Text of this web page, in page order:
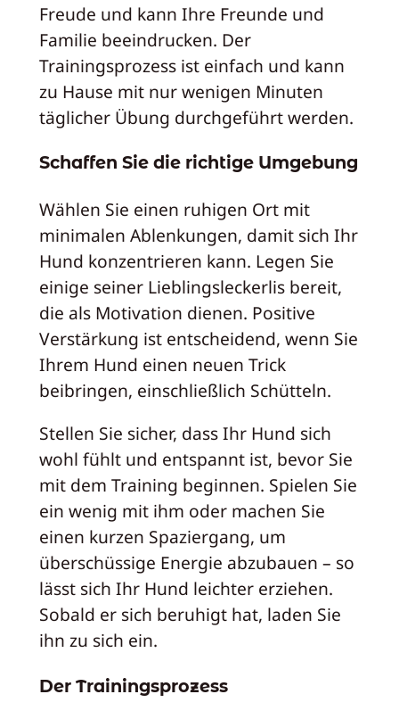
Freude und kann Ihre Freunde und
Familie beeindrucken. Der
Trainingsprozess ist einfach und kann
zu Hause mit nur wenigen Minuten
täglicher Übung durchgeführt werden.
Schaffen Sie die richtige Umgebung
Wählen Sie einen ruhigen Ort mit
minimalen Ablenkungen, damit sich Ihr
Hund konzentrieren kann. Legen Sie
einige seiner Lieblingsleckerlis bereit,
die als Motivation dienen. Positive
Verstärkung ist entscheidend, wenn Sie
Ihrem Hund einen neuen Trick
beibringen, einschließlich Schütteln.
Stellen Sie sicher, dass Ihr Hund sich
wohl fühlt und entspannt ist, bevor Sie
mit dem Training beginnen. Spielen Sie
ein wenig mit ihm oder machen Sie
einen kurzen Spaziergang, um
überschüssige Energie abzubauen – so
lässt sich Ihr Hund leichter erziehen.
Sobald er sich beruhigt hat, laden Sie
ihn zu sich ein.
Der Trainingsprozess